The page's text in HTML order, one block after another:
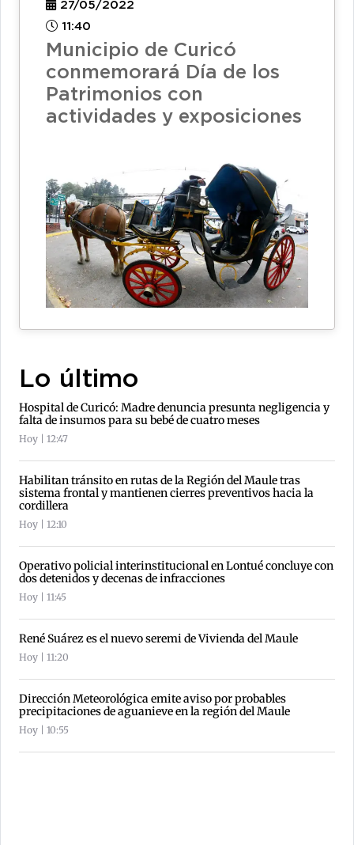
27/05/2022
11:40
Municipio de Curicó
conmemorará Día de los
Patrimonios con
actividades y exposiciones
Lo último
Hospital de Curicó: Madre denuncia presunta negligencia y
falta de insumos para su bebé de cuatro meses
Hoy | 12:47
Habilitan tránsito en rutas de la Región del Maule tras
sistema frontal y mantienen cierres preventivos hacia la
cordillera
Hoy | 12:10
Operativo policial interinstitucional en Lontué concluye con
dos detenidos y decenas de infracciones
Hoy | 11:45
René Suárez es el nuevo seremi de Vivienda del Maule
Hoy | 11:20
Dirección Meteorológica emite aviso por probables
precipitaciones de aguanieve en la región del Maule
Hoy | 10:55